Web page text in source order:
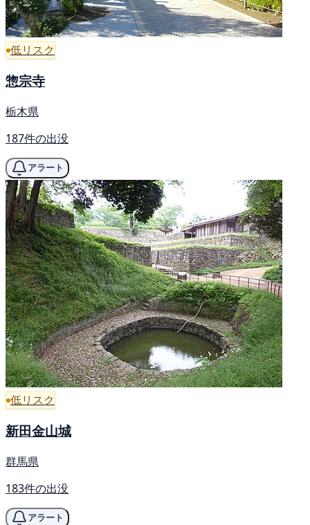
低リスク
惣宗寺
栃木県
187件の出没
アラート
低リスク
新田金山城
群馬県
183件の出没
アラート